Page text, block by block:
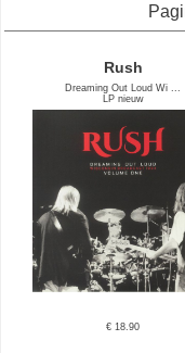
Rush
Dreaming Out Loud Wi ...
LP nieuw
€ 18.90